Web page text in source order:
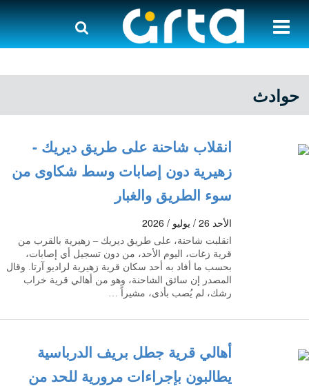
حوادث
انقلاب شاحنة على طريق ديريك -
زهيرية دون إصابات وسط شكاوى من
سوء الطريق والغبار
الأحد 26 / يوليو / 2026
انقلبت شاحنة، على طريق ديريك – زهيرية بالقرب من
قرية زغات، اليوم الأحد، من دون تسجيل أي إصابات،
بحسب ما أفاد به أحد سكان قرية زهيرية لراديو آرتا. وقال
المصدر إن سائق الشاحنة، وهو من أهالي قرية خراب
رشك، لم يُصب بأذى، مشيراً …
أهالي قرية جطل بريف الدرباسية
يطالبون بإجراءات مرورية للحد من